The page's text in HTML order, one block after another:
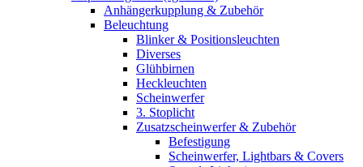
Anhängerkupplung & Zubehör
Beleuchtung
Blinker & Positionsleuchten
Diverses
Glühbirnen
Heckleuchten
Scheinwerfer
3. Stoplicht
Zusatzscheinwerfer & Zubehör
Befestigung
Scheinwerfer, Lightbars & Covers